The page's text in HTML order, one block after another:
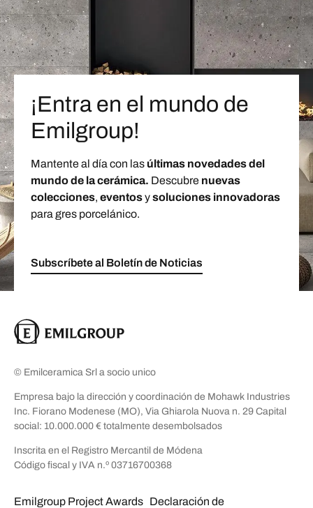
¡Entra en el mundo de
Emilgroup!
Mantente al día con las últimas novedades del
mundo de la cerámica. Descubre nuevas
colecciones, eventosysoluciones innovadoras
para gres porcelánico.
Subscríbete al Boletín de Noticias
© Emilceramica Srl a socio unico
Empresa bajo la dirección y coordinación de Mohawk Industries
Inc. Fiorano Modenese (MO), Via Ghiarola Nuova n. 29 Capital
social: 10.000.000 € totalmente desembolsados
Inscrita en el Registro Mercantil de Módena
Código fiscal y IVA n.º 03716700368
Emilgroup Project Awards Declaración de